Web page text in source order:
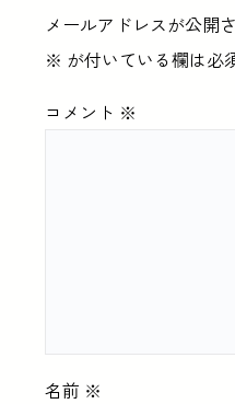
メールアドレスが公開
※ が付いている欄は必
コメント ※
名前 ※